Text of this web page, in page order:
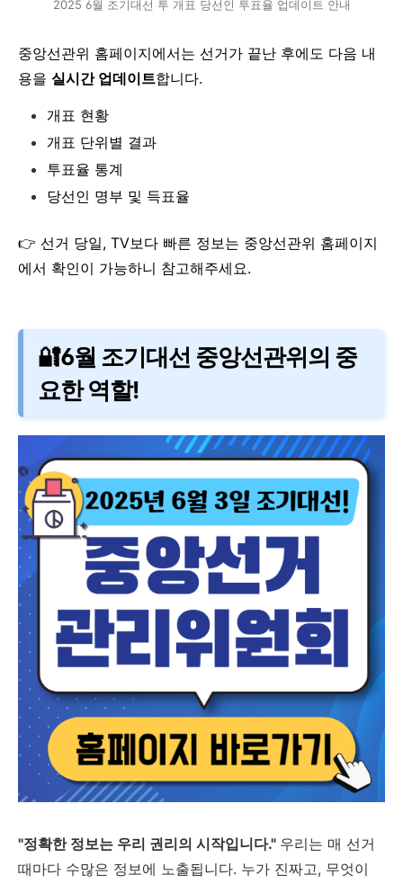
2025 6월 조기대선 투 개표 당선인 투표율 업데이트 안내
중앙선관위 홈페이지에서는 선거가 끝난 후에도 다음 내
용을 실시간 업데이트합니다.
개표 현황
개표 단위별 결과
투표율 통계
당선인 명부 및 득표율
👉 선거 당일, TV보다 빠른 정보는 중앙선관위 홈페이지
에서 확인이 가능하니 참고해주세요.
🔐6월 조기대선 중앙선관위의 중
요한 역할!
"정확한 정보는 우리 권리의 시작입니다." 우리는 매 선거
때마다 수많은 정보에 노출됩니다. 누가 진짜고, 무엇이